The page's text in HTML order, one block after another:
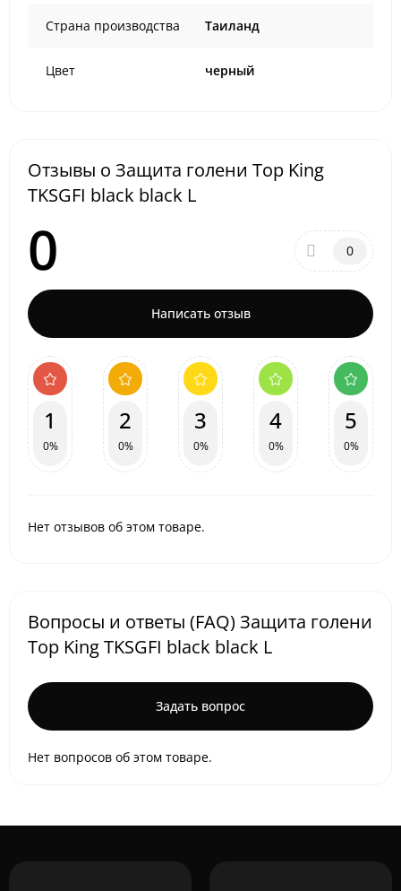
Страна производства Таиланд
Цвет черный
Отзывы о Защита голени Top King
TKSGFI black black L
0 0
Написать отзыв
1
0%
2
0%
3
0%
4
0%
5
0%
Нет отзывов об этом товаре.
Вопросы и ответы (FAQ) Защита голени
Top King TKSGFI black black L
Задать вопрос
Нет вопросов об этом товаре.